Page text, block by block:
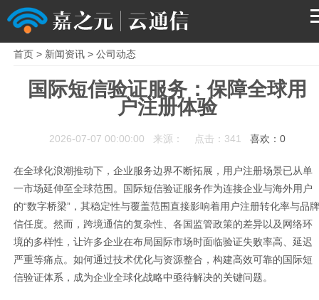
产品
解决方案
服务支持
关于我们
首页> 新闻资讯> 公司动态
国际短信验证服务：保障全球用
户注册体验
2026-07-07 00:00:00 来源： 点击：341喜欢：0
在全球化浪潮推动下，企业服务边界不断拓展，用户注册场景已从单
一市场延伸至全球范围。国际短信验证服务作为连接企业与海外用户
的“数字桥梁”，其稳定性与覆盖范围直接影响着用户注册转化率与品牌
信任度。然而，跨境通信的复杂性、各国监管政策的差异以及网络环
境的多样性，让许多企业在布局国际市场时面临验证失败率高、延迟
严重等痛点。如何通过技术优化与资源整合，构建高效可靠的国际短
信验证体系，成为企业全球化战略中亟待解决的关键问题。